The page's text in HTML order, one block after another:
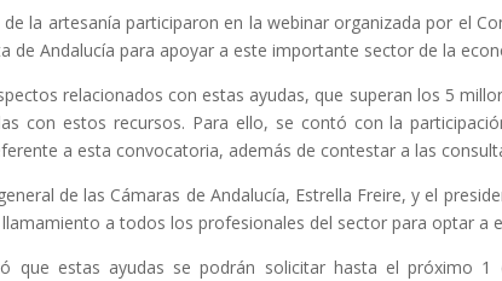
la artesanía participaron en la webinar organizada por el
de Andalucía para apoyar a este importante sector de la
relacionados con estas ayudas, que superan los 5
con estos recursos. Para ello, se contó con la
a esta convocatoria, además de contestar a las
de las Cámaras de Andalucía, Estrella Freire, y el
a todos los profesionales del sector para optar a
que estas ayudas se podrán solicitar hasta el próximo